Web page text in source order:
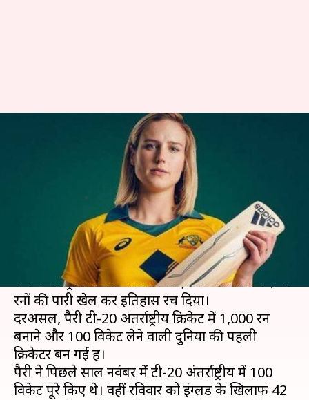
ऑस्ट्रेलिया की इस महिला क्रिकेटर ने
बनाया ऐतिहासिक रिकॉर्ड, क्या तोड़
पाएंगे पुरुष क्रिकेटर?
Jul 29, 2019 03:10 pm
रविवार को इंग्लैंड के खिलाफ एशेज दौरे के दूसरे टी-20
मैच में ऑस्ट्रेलिया की ऑलराउंडर एलिस पैरी ने नाबाद 47
रनों की पारी खेल कर इतिहास रच दिय़ा।
दरअसल, पैरी टी-20 अंतर्राष्ट्रीय क्रिकेट में 1,000 रन
बनाने और 100 विकेट लेने वाली दुनिया की पहली
क्रिकेटर बन गई हैं।
पैरी ने पिछले साल नवंबर में टी-20 अंतर्राष्ट्रीय में 100
विकेट पूरे किए थे। वहीं रविवार को इंग्लैंड के खिलाफ 42